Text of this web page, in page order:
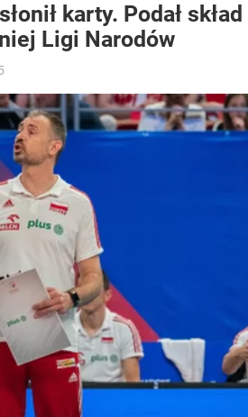
karty. Podał skład
Ligi Narodów